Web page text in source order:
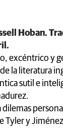
Hoban.
excéntrico y
la literatura
sutil e
Tyler y